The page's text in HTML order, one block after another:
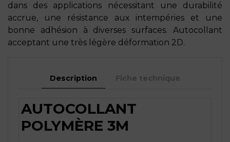
dans des applications nécessitant une durabilité
accrue, une résistance aux intempéries et une
bonne adhésion à diverses surfaces. Autocollant
acceptant une très légère déformation 2D.
Description Fiche technique
AUTOCOLLANT
POLYMÈRE 3M